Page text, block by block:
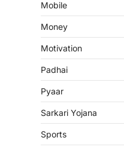
Mobile
Money
Motivation
Padhai
Pyaar
Sarkari Yojana
Sports